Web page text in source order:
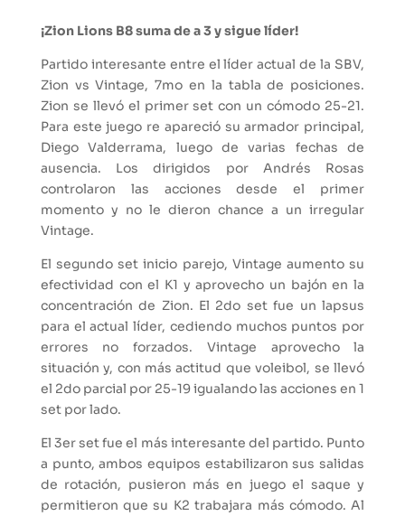
¡Zion Lions B8 suma de a 3 y sigue líder!
Partido interesante entre el líder actual de la SBV,
Zion vs Vintage, 7mo en la tabla de posiciones.
Zion se llevó el primer set con un cómodo 25-21.
Para este juego re apareció su armador principal,
Diego Valderrama, luego de varias fechas de
ausencia. Los dirigidos por Andrés Rosas
controlaron las acciones desde el primer
momento y no le dieron chance a un irregular
Vintage.
El segundo set inicio parejo, Vintage aumento su
efectividad con el K1 y aprovecho un bajón en la
concentración de Zion. El 2do set fue un lapsus
para el actual líder, cediendo muchos puntos por
errores no forzados. Vintage aprovecho la
situación y, con más actitud que voleibol, se llevó
el 2do parcial por 25-19 igualando las acciones en 1
set por lado.
El 3er set fue el más interesante del partido. Punto
a punto, ambos equipos estabilizaron sus salidas
de rotación, pusieron más en juego el saque y
permitieron que su K2 trabajara más cómodo. Al